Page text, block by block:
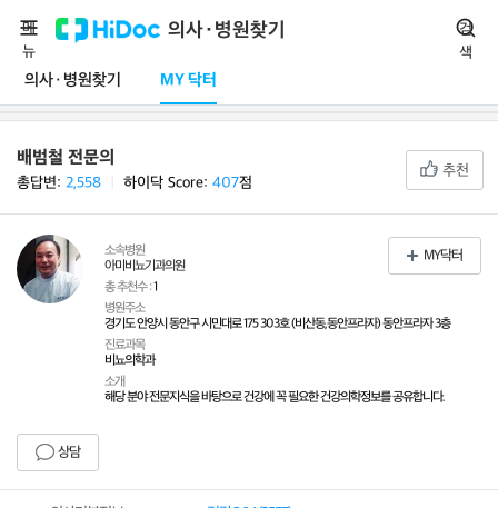
의사·병원찾기
의사·병원찾기 MY 닥터
메
뉴
검
색
배범철 전문의
총답변: 2,558 하이닥 Score: 407점
추천
소속병원
아미비뇨기과의원
총 추천수 :1
병원주소
경기도 안양시 동안구 시민대로 175 303호 (비산동,동안프라자) 동안프라자 3층
진료과목
비뇨의학과
소개
해당 분야 전문지식을 바탕으로 건강에 꼭 필요한 건강의학정보를 공유합니다.
상담
MY닥터